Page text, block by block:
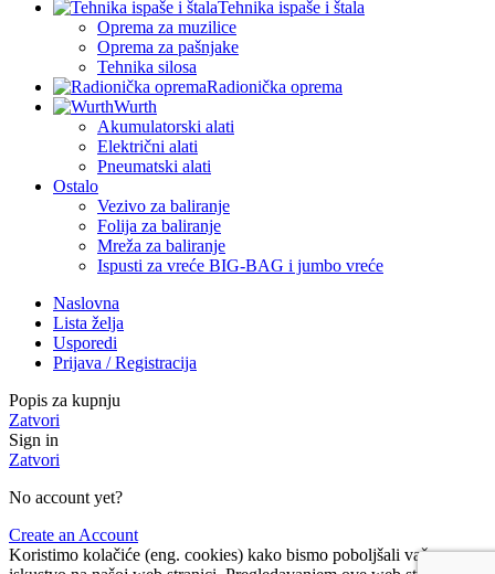
Tehnika ispaše i štala
Oprema za muzilice
Oprema za pašnjake
Tehnika silosa
Radionička oprema
Wurth
Akumulatorski alati
Električni alati
Pneumatski alati
Ostalo
Vezivo za baliranje
Folija za baliranje
Mreža za baliranje
Ispusti za vreće BIG-BAG i jumbo vreće
Naslovna
Lista želja
Usporedi
Prijava / Registracija
Popis za kupnju
Zatvori
Sign in
Zatvori
No account yet?
Create an Account
Koristimo kolačiće (eng. cookies) kako bismo poboljšali vaše